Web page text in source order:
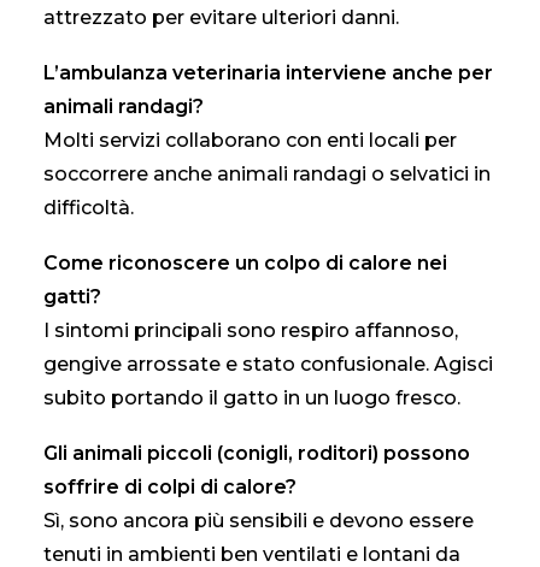
attrezzato per evitare ulteriori danni.
L’ambulanza veterinaria interviene anche per
animali randagi?
Molti servizi collaborano con enti locali per
soccorrere anche animali randagi o selvatici in
difficoltà.
Come riconoscere un colpo di calore nei
gatti?
I sintomi principali sono respiro affannoso,
gengive arrossate e stato confusionale. Agisci
subito portando il gatto in un luogo fresco.
Gli animali piccoli (conigli, roditori) possono
soffrire di colpi di calore?
Sì, sono ancora più sensibili e devono essere
tenuti in ambienti ben ventilati e lontani da